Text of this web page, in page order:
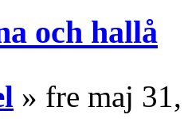
och hallå
» fre maj